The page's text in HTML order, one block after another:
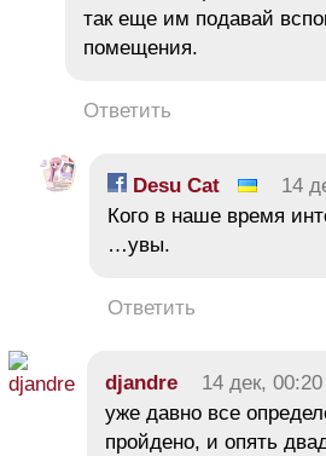
так еще им подавай
помещения.
Ответить
Desu Cat 14
Кого в наше время
…увы.
Ответить
djandre 14 дек, 00:20
уже давно все
пройдено, и опять